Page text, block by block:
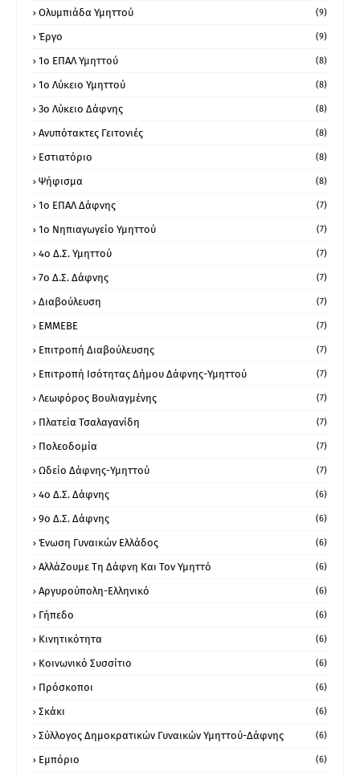
Ολυμπιάδα Υμηττού (9)
Έργο (9)
1o ΕΠΑΛ Υμηττού (8)
1ο Λύκειο Υμηττού (8)
3ο Λύκειο Δάφνης (8)
Ανυπότακτες Γειτονιές (8)
Εστιατόριο (8)
Ψήφισμα (8)
1ο ΕΠΑΛ Δάφνης (7)
1ο Νηπιαγωγείο Υμηττού (7)
4ο Δ.Σ. Υμηττού (7)
7ο Δ.Σ. Δάφνης (7)
Διαβούλευση (7)
ΕΜΜΕΒΕ (7)
Επιτροπή Διαβούλευσης (7)
Επιτροπή Ισότητας Δήμου Δάφνης-Υμηττού (7)
Λεωφόρος Βουλιαγμένης (7)
Πλατεία Τσαλαγανίδη (7)
Πολεοδομία (7)
Ωδείο Δάφνης-Υμηττού (7)
4ο Δ.Σ. Δάφνης (6)
9ο Δ.Σ. Δάφνης (6)
Ένωση Γυναικών Ελλάδος (6)
ΑλλάΖουμε Τη Δάφνη Και Τον Υμηττό (6)
Αργυρούπολη-Ελληνικό (6)
Γήπεδο (6)
Κινητικότητα (6)
Κοινωνικό Συσσίτιο (6)
Πρόσκοποι (6)
Σκάκι (6)
Σύλλογος Δημοκρατικών Γυναικών Υμηττού-Δάφνης (6)
Εμπόριο (6)